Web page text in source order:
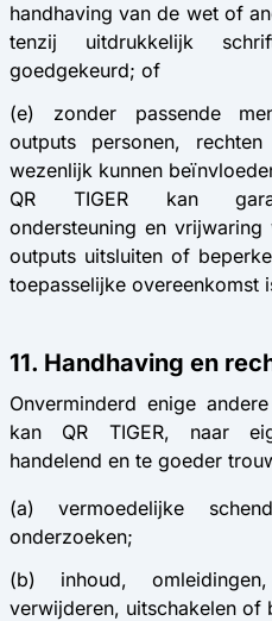
handhaving van de wet of
tenzij uitdrukkelijk
goedgekeurd; of
(e) zonder passende
outputs personen,
wezenlijk kunnen
QR TIGER kan
ondersteuning en
outputs uitsluiten of
toepasselijke overeenkomst
11. Handhaving en
Onverminderd enige
kan QR TIGER, naar
handelend en te goeder
(a) vermoedelijke
onderzoeken;
(b) inhoud,
verwijderen, uitschakelen of